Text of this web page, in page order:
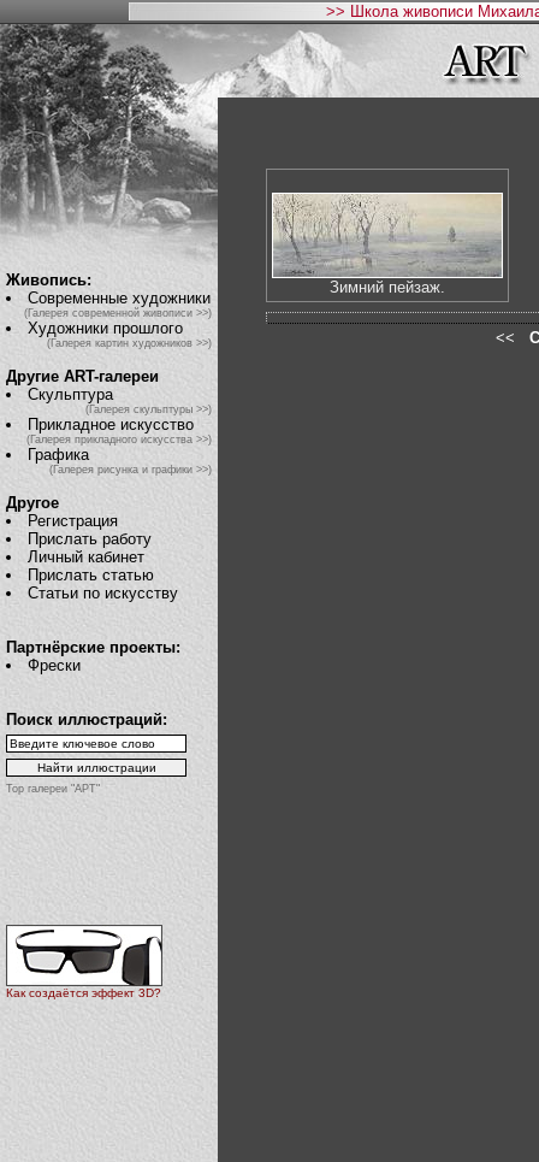
>> Школа живописи
Живопись:
Современные художники
(Галерея современной живописи >>)
Художники прошлого
(Галерея картин художников >>)
Другие ART-галереи
Скульптура
(Галерея скульптуры >>)
Прикладное искусство
(Галерея прикладного искусства >>)
Графика
(Галерея рисунка и графики >>)
Другое
Регистрация
Прислать работу
Личный кабинет
Прислать статью
Статьи по искусству
Партнёрские проекты:
Фрески
Поиск иллюстраций:
Top галереи "АРТ"
Как создаётся эффект 3D?
Зимний пейзаж.
<<